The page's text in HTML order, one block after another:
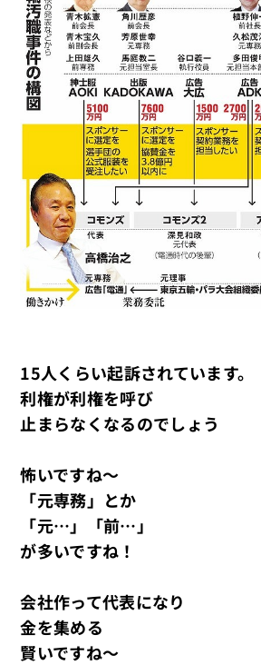
15人くらい起訴されています。
利権が利権を呼び
止まらなくなるのでしょう
怖いですね～
「元専務」とか
「元…」「前…」
が多いですね！
会社作って代表になり
金を集める
賢いですね～